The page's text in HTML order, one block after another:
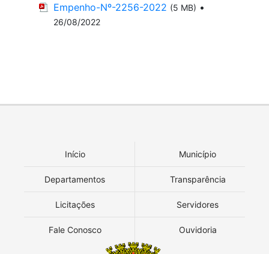
Empenho-Nº-2256-2022 (5 MB) •
26/08/2022
Início Município
Departamentos Transparência
Licitações Servidores
Fale Conosco Ouvidoria